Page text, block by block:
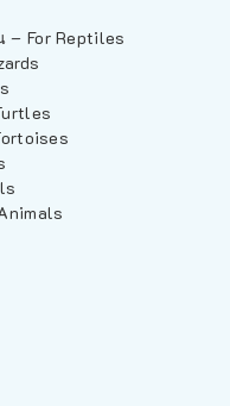
– For Reptiles